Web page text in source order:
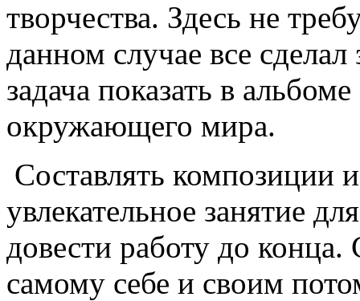
творчества. Здесь не
данном случае все
задача показать в
окружающего мира.
Составлять композиции
увлекательное занятие
довести работу до конца.
самому себе и своим